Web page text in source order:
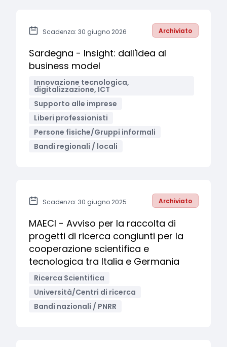
Scadenza: 30 giugno 2026 Archiviato
Sardegna - Insight: dall'idea al
business model
Innovazione tecnologica,
digitalizzazione, ICT
Supporto alle imprese
Liberi professionisti
Persone fisiche/Gruppi informali
Bandi regionali / locali
Scadenza: 30 giugno 2025 Archiviato
MAECI - Avviso per la raccolta di
progetti di ricerca congiunti per la
cooperazione scientifica e
tecnologica tra Italia e Germania
Ricerca Scientifica
Università/Centri di ricerca
Bandi nazionali / PNRR